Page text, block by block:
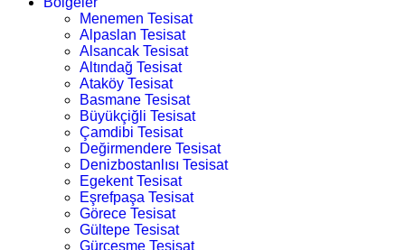
Menemen Tesisat
Alpaslan Tesisat
Alsancak Tesisat
Altındağ Tesisat
Ataköy Tesisat
Basmane Tesisat
Büyükçiğli Tesisat
Çamdibi Tesisat
Değirmendere Tesisat
Denizbostanlısı Tesisat
Egekent Tesisat
Eşrefpaşa Tesisat
Görece Tesisat
Gültepe Tesisat
Gürçeşme Tesisat